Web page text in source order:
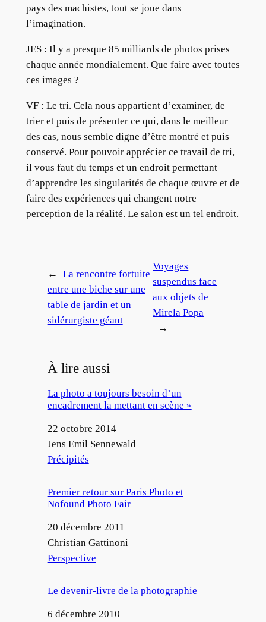
pays des machistes, tout se joue dans
l’imagination.
JES : Il y a presque 85 milliards de photos prises
chaque année mondialement. Que faire avec toutes
ces images ?
VF : Le tri. Cela nous appartient d’examiner, de
trier et puis de présenter ce qui, dans le meilleur
des cas, nous semble digne d’être montré et puis
conservé. Pour pouvoir apprécier ce travail de tri,
il vous faut du temps et un endroit permettant
d’apprendre les singularités de chaque œuvre et de
faire des expériences qui changent notre
perception de la réalité. Le salon est un tel endroit.
←
La rencontre fortuite
entre une biche sur une
table de jardin et un
sidérurgiste géant
Voyages
suspendus face
aux objets de
Mirela Popa
→
À lire aussi
La photo a toujours besoin d’un
encadrement la mettant en scène »
Date
22 octobre 2014
Auteur
Jens Emil Sennewald
Par rapport à
Précipités
Premier retour sur Paris Photo et
Nofound Photo Fair
Date
20 décembre 2011
Auteur
Christian Gattinoni
Par rapport à
Perspective
Le devenir-livre de la photographie
Date
6 décembre 2010